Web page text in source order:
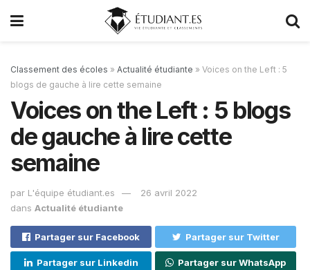
Classement des écoles » Actualité étudiante » Voices on the Left : 5
blogs de gauche à lire cette semaine
Voices on the Left : 5 blogs
de gauche à lire cette
semaine
par L'équipe étudiant.es
26 avril 2022
dans Actualité étudiante
Partager sur Facebook Partager sur Twitter
Partager sur Linkedin Partager sur WhatsApp